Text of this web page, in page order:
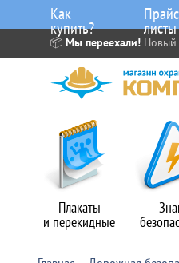
📦 Мы переехали! Новый
Плакаты
и перекидные
Как
купить? листы